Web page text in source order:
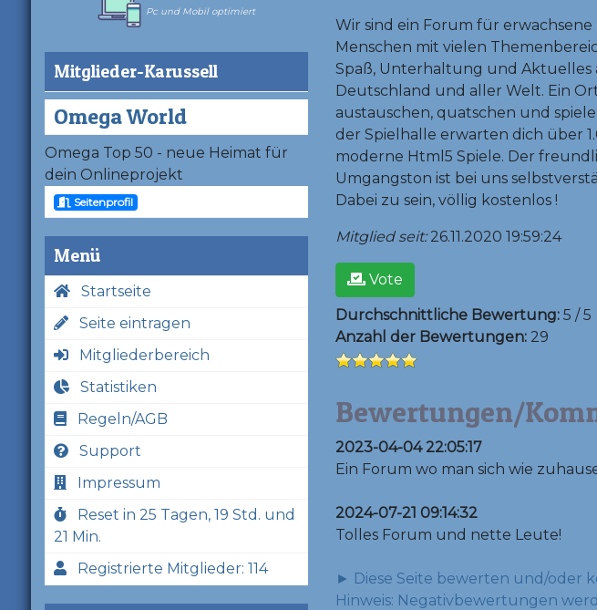
Pc und Mobil optimiert
Mitglieder-Karussell
Omega World
Omega Top 50 - neue Heimat für
dein Onlineprojekt
Seitenprofil
Menü
Startseite
Seite eintragen
Mitgliederbereich
Statistiken
Regeln/AGB
Support
Impressum
Reset in 25 Tagen, 19 Std. und
21 Min.
Registrierte Mitglieder: 114
Wir sind ein Forum für erwachsene
Menschen mit vielen
Spaß, Unterhaltung und Aktuelles
Deutschland und aller Welt. Ein
austauschen, quatschen und
der Spielhalle erwarten dich über
moderne Html5 Spiele. Der
Umgangston ist bei uns
Dabei zu sein, völlig kostenlos !
Mitglied seit:26.11.2020 19:59:24
Vote
Durchschnittliche Bewertung:5 / 5
Anzahl der Bewertungen:29
Bewertungen/
2023-04-04 22:05:17
Ein Forum wo man sich wie
2024-07-21 09:14:32
Tolles Forum und nette Leute!
► Diese Seite bewerten und/oder
Hinweis: Negativbewertungen